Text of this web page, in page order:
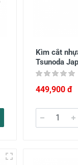
Kìm cắt
Tsunoda
449,900 đ